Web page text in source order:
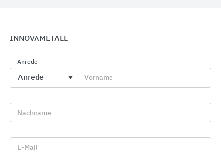
WSM - Walter Solbach Metallbau
INNOVAMETALL
Anrede
Vorname
Nachname
E-Mail